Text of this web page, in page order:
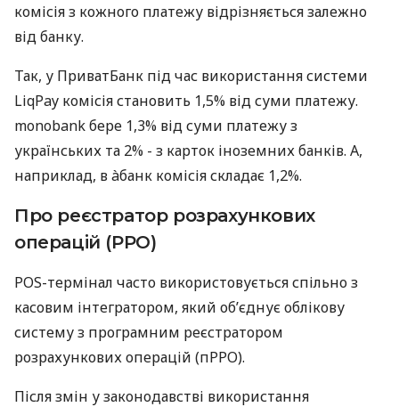
комісія з кожного платежу відрізняється залежно
від банку.
Так, у ПриватБанк під час використання системи
LiqPay комісія становить 1,5% від суми платежу.
monobank бере 1,3% від суми платежу з
українських та 2% - з карток іноземних банків. А,
наприклад, в àбанк комісія складає 1,2%.
Про реєстратор розрахункових
операцій (РРО)
POS-термінал часто використовується спільно з
касовим інтегратором, який об’єднує облікову
систему з програмним реєстратором
розрахункових операцій (пРРО).
Після змін у законодавстві використання